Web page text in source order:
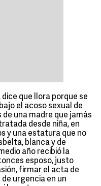
dice que llora porque se
el acoso sexual de
una madre que jamás
desde niña, en
y una estatura que no
blanca y de
año recibió la
esposo, justo
firmar el acta de
urgencia en un